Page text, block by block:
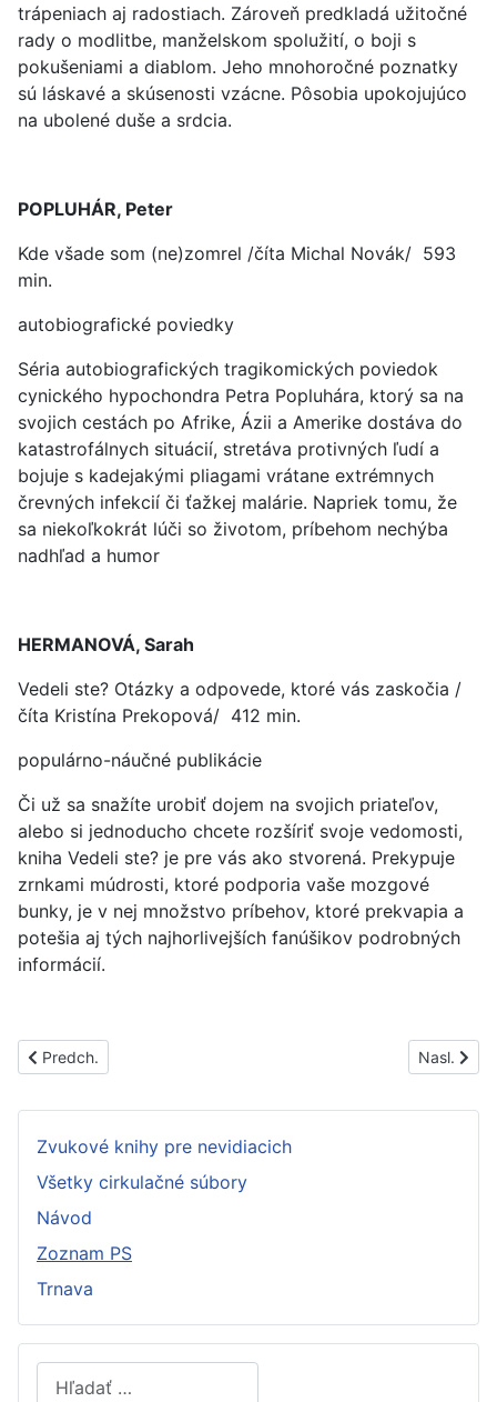
trápeniach aj radostiach. Zároveň predkladá užitočné
rady o modlitbe, manželskom spolužití, o boji s
pokušeniami a diablom. Jeho mnohoročné poznatky
sú láskavé a skúsenosti vzácne. Pôsobia upokojujúco
na ubolené duše a srdcia.
POPLUHÁR, Peter
Kde všade som (ne)zomrel /číta Michal Novák/ 593
min.
autobiografické poviedky
Séria autobiografických tragikomických poviedok
cynického hypochondra Petra Popluhára, ktorý sa na
svojich cestách po Afrike, Ázii a Amerike dostáva do
katastrofálnych situácií, stretáva protivných ľudí a
bojuje s kadejakými pliagami vrátane extrémnych
črevných infekcií či ťažkej malárie. Napriek tomu, že
sa niekoľkokrát lúči so životom, príbehom nechýba
nadhľad a humor
HERMANOVÁ, Sarah
Vedeli ste? Otázky a odpovede, ktoré vás zaskočia /
číta Kristína Prekopová/ 412 min.
populárno-náučné publikácie
Či už sa snažíte urobiť dojem na svojich priateľov,
alebo si jednoducho chcete rozšíriť svoje vedomosti,
kniha Vedeli ste? je pre vás ako stvorená. Prekypuje
zrnkami múdrosti, ktoré podporia vaše mozgové
bunky, je v nej množstvo príbehov, ktoré prekvapia a
potešia aj tých najhorlivejších fanúšikov podrobných
informácií.
Predchádzajúci článok: PS1353A
Predch. Nasl.
Zvukové knihy pre nevidiacich
Všetky cirkulačné súbory
Návod
Zoznam PS
Trnava
Hľadať